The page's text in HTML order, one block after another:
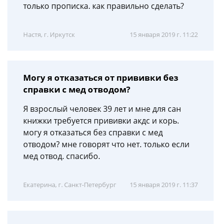
только прописка. как правильно сделать?
Настя, г. Иркутск 15 января 2019 г. 11:22
Могу я отказаться от прививки без
справки с мед отводом?
Я взрослый человек 39 лет и мне для сан
книжки требуется прививки акдс и корь.
могу я отказаться без справки с мед
отводом? мне говорят что нет. только если
мед отвод. спасибо.
Екатерина, г. Санкт-Петербург 15 января 2019 г. 11:37